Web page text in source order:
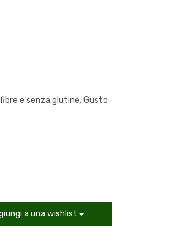
e senza glutine. Gusto
a una wishlist